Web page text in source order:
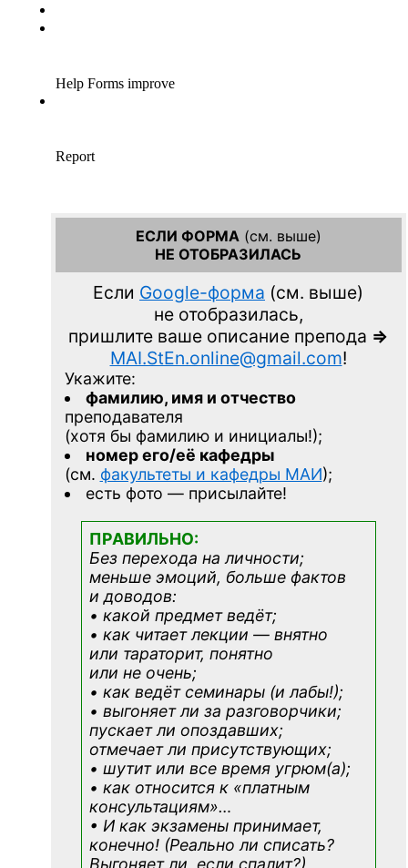
ЕСЛИ ФОРМА (см. выше)
НЕ ОТОБРАЗИЛАСЬ
Если Google-форма (см. выше)
не отобразилась,
пришлите ваше описание препода =>
MAI.StEn.online@gmail.com!
Укажите:
фамилию, имя и отчество
преподавателя
(хотя бы фамилию и инициалы!);
номер его/её кафедры
(см. факультеты и кафедры МАИ);
есть фото — присылайте!
ПРАВИЛЬНО:
Без перехода на личности;
меньше эмоций, больше фактов
и доводов:
• какой предмет ведёт;
• как читает лекции — внятно
или тараторит, понятно
или не очень;
• как ведёт семинары (и лабы!);
• выгоняет ли за разговорчики;
пускает ли опоздавших;
отмечает ли присутствующих;
• шутит или все время угрюм(а);
• как относится к «платным
консультациям»…
• И как экзамены принимает,
конечно! (Реально ли списать?
Выгоняет ли, если спалит?)